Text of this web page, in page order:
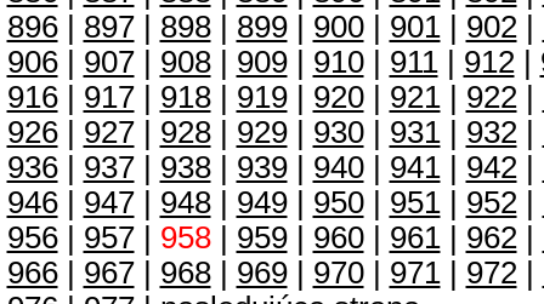
896| 897| 898| 899| 900| 901| 902|
906| 907| 908| 909| 910| 911| 912|
916| 917| 918| 919| 920| 921| 922|
926| 927| 928| 929| 930| 931| 932|
936| 937| 938| 939| 940| 941| 942|
946| 947| 948| 949| 950| 951| 952|
956| 957| 958| 959| 960| 961| 962|
966| 967| 968| 969| 970| 971| 972|